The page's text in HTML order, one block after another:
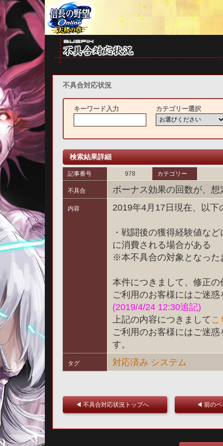
不具合対応状況
キーワード入力 カテゴリー選択
検索結果詳細
記事番号 978 カテゴリー
不具合 ボーナス効果の回数が、
内容 2019年4月17日現在、以
・戦闘後の獲得経験値な
に消費される場合がある
※本不具合の対象となった
本件につきまして、修正
ご利用のお客様にはご迷
(2019/4/24 12:30追記)
上記の内容につきましてこ
ご利用のお客様にはご迷
す。
タグ 対応済み システム
◀ 不具合対応状況トップへ ◀ 前の